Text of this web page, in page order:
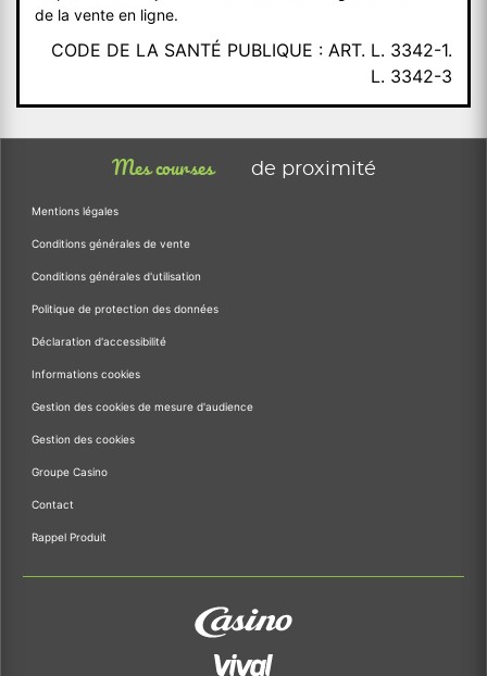
de la vente en ligne.
CODE DE LA SANTÉ PUBLIQUE : ART. L. 3342-1.
L. 3342-3
Mes courses de proximité
Mentions légales
Conditions générales de vente
Conditions générales d'utilisation
Politique de protection des données
Déclaration d'accessibilité
Informations cookies
Gestion des cookies de mesure d'audience
Gestion des cookies
Groupe Casino
Contact
Rappel Produit